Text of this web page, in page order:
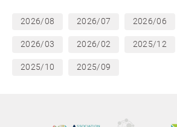
2026/08 2026/07 2026/06
2026/03 2026/02 2025/12
2025/10 2025/09